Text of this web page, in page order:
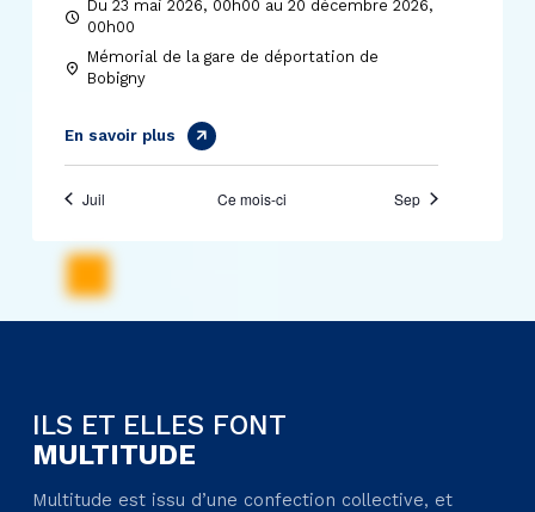
Du 23 mai 2026, 00h00 au 20 décembre 2026,
00h00
Mémorial de la gare de déportation de
Bobigny
En savoir plus
Juil Ce mois-ci Sep
ILS ET ELLES FONT
MULTITUDE
Multitude est issu d’une confection collective, et